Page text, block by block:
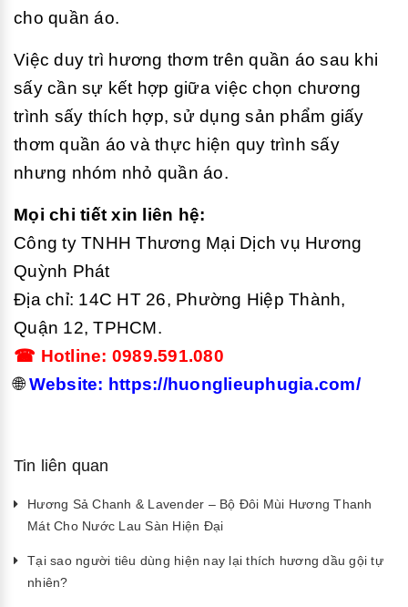
cho quần áo.
Việc duy trì hương thơm trên quần áo sau khi
sấy cần sự kết hợp giữa việc chọn chương
trình sấy thích hợp, sử dụng sản phẩm giấy
thơm quần áo và thực hiện quy trình sấy
nhưng nhóm nhỏ quần áo.
Mọi chi tiết xin liên hệ:
Công ty TNHH Thương Mại Dịch vụ Hương
Quỳnh Phát
Địa chỉ: 14C HT 26, Phường Hiệp Thành,
Quận 12, TPHCM.
☎ Hotline: 0989.591.080
🌐Website: https://huonglieuphugia.com/
Tin liên quan
Hương Sả Chanh & Lavender – Bộ Đôi Mùi Hương Thanh
Mát Cho Nước Lau Sàn Hiện Đại
Tại sao người tiêu dùng hiện nay lại thích hương dầu gội tự
nhiên?